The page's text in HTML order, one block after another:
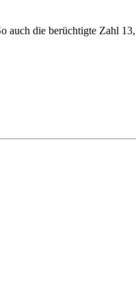
die berüchtigte Zahl